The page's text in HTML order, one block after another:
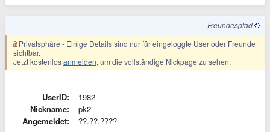
Freundespfad
Privatsphäre - Einige Details sind nur für eingeloggte User oder Freunde
sichtbar.
Jetzt kostenlosanmelden, um die vollständige Nickpage zu sehen.
UserID:
1982
Nickname:
pk2
Angemeldet:
??.??.????